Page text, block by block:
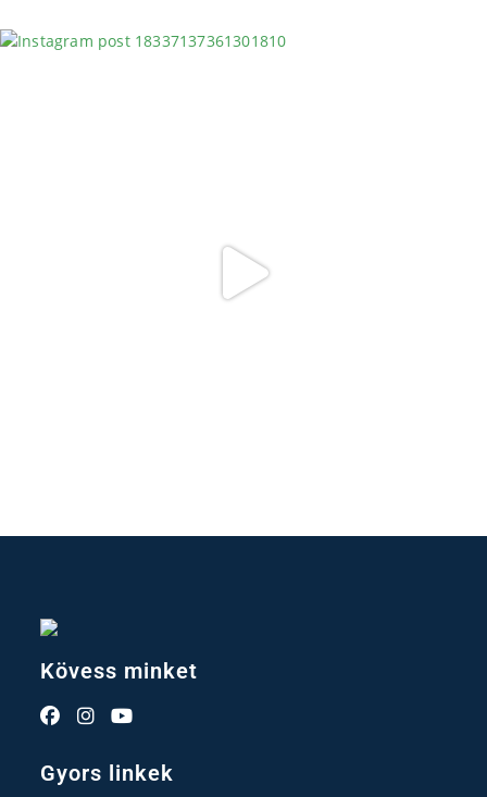
Kövess minket
in
a
a
in
a
Gyors linkek